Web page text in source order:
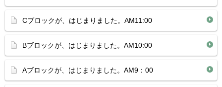
Cブロックが、はじまりました。AM11:00
Bブロックが、はじまりました。AM10:00
Aブロックが、はじまりました。AM9：00